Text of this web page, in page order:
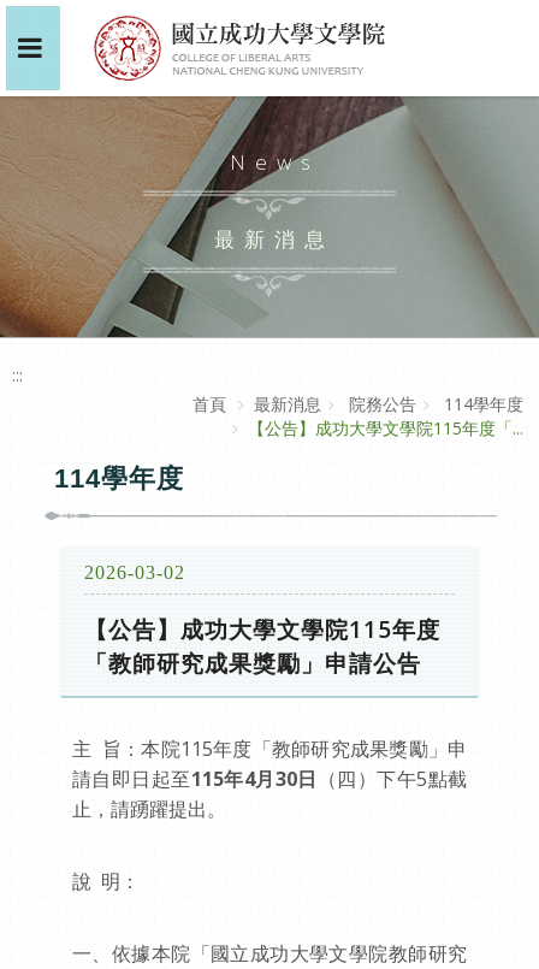
News
最新消息
:::
首頁
最新消息 院務公告
114學年度
【公告】成功大學文學院115年度「...
114學年度
2026-03-02
【公告】成功大學文學院115年度
「教師研究成果獎勵」申請公告
主 旨：本院115年度「教師研究成果獎勵」申
請自即日起至115年4月30日 （四）下午5點截
止，請踴躍提出。
說 明：
一、依據本院「國立成功大學文學院教師研究